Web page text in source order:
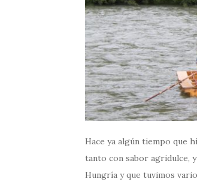
Hace ya algún tiempo que
tanto con sabor agridulce,
Hungría y que tuvimos